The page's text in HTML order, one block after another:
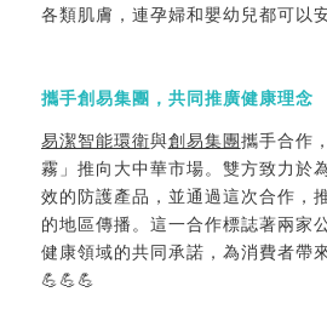
各類肌膚，連孕婦和嬰幼兒都可以
攜手創易集團，共同推廣健康理念
易潔智能環衛與創易集團攜手合作
霧」推向大中華市場。雙方致力於
效的防護產品，並通過這次合作，
的地區傳播。這一合作標誌著兩家
健康領域的共同承諾，為消費者帶
💪💪💪